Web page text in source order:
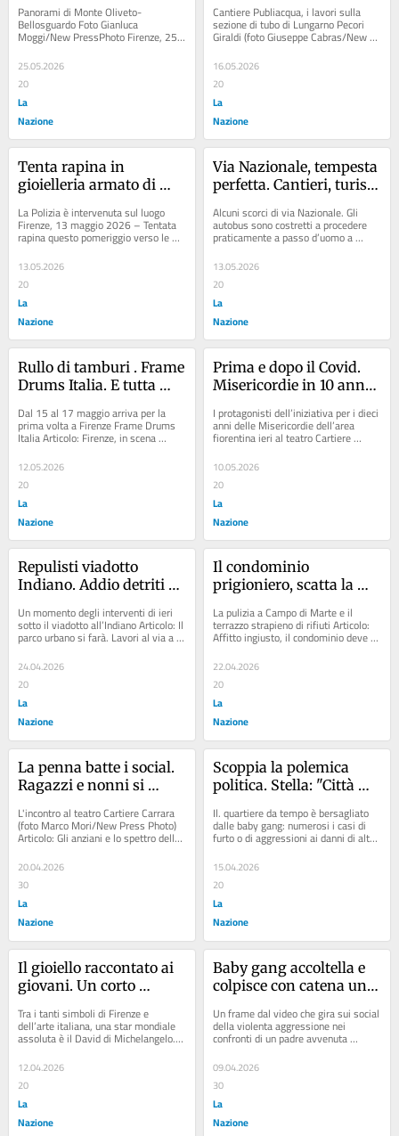
a Monte Oliveto
Panorami di Monte Oliveto-
Bellosguardo Foto Gianluca
Moggi/New PressPhoto Firenze, 25
maggio 2026 – Una passeggiata tra
storia, panorami e misteri...
25.05.2026
20
La
Nazione
alla normalità.
L’intoppo della valvola
Cantiere Publiacqua, i lavori sulla
sezione di tubo di Lungarno Pecori
Giraldi (foto Giuseppe Cabras/New
Press Photo) Articolo: Lavori...
16.05.2026
20
La
Nazione
Tenta rapina in
gioielleria armato di
dalle urla e dai
commerci
La Polizia è intervenuta sul luogo
Firenze, 13 maggio 2026 – Tentata
rapina questo pomeriggio verso le
16,30 alla gioielleria orologeria...
13.05.2026
20
La
Nazione
Via Nazionale, tempesta
perfetta. Cantieri, turisti
in stazione è un’odissea
Alcuni scorci di via Nazionale. Gli
autobus sono costretti a procedere
praticamente a passo d’uomo a
causa del traffico e dei turisti che...
13.05.2026
20
La
Nazione
Rullo di tamburi . Frame
Drums Italia. E tutta
Dal 15 al 17 maggio arriva per la
prima volta a Firenze Frame Drums
Italia Articolo: Firenze, in scena
‘Rhythm Of The Dance’: viaggio tra
musiche...
12.05.2026
20
La
Nazione
Prima e dopo il Covid.
Misericordie in 10 anni:
I protagonisti dell’iniziativa per i dieci
anni delle Misericordie dell’area
fiorentina ieri al teatro Cartiere
10.05.2026
20
La
Nazione
Repulisti viadotto
Indiano. Addio detriti e
Florentia"
Un momento degli interventi di ieri
sotto il viadotto all’Indiano Articolo: Il
parco urbano si farà. Lavori al via a
fine mese Articolo: Finiti i...
24.04.2026
20
La
Nazione
Il condominio
prigioniero, scatta la
appartamento. “Basta
vivere tra spaccio e
La pulizia a Campo di Marte e il
terrazzo strapieno di rifiuti Articolo:
Affitto ingiusto, il condominio deve
restituire 100mila euro al fioraio
nel...
22.04.2026
20
La
Nazione
La penna batte i social.
Ragazzi e nonni si
passati a scriversi
L'incontro al teatro Cartiere Carrara
(foto Marco Mori/New Press Photo)
Articolo: Gli anziani e lo spettro della
povertà: redditi miseri, uno su...
20.04.2026
30
La
Nazione
Scoppia la polemica
politica. Stella: "Città
"Fallimento del
Governo"
Il. quartiere da tempo è bersagliato
dalle baby gang: numerosi i casi di
furto o di aggressioni ai danni di altri
giovani Articolo: Scintille fra...
15.04.2026
20
La
Nazione
Il gioiello raccontato ai
giovani. Un corto
Tra i tanti simboli di Firenze e
dell’arte italiana, una star mondiale
assoluta è il David di Michelangelo.
La celebre... Articolo: Il ’Nastro...
12.04.2026
20
La
Nazione
Baby gang accoltella e
colpisce con catena un
choc a Firenze
Un frame dal video che gira sui social
della violenta aggressione nei
confronti di un padre avvenuta
all'Isolotto Articolo: Sarà l’estate
del...
09.04.2026
30
La
Nazione